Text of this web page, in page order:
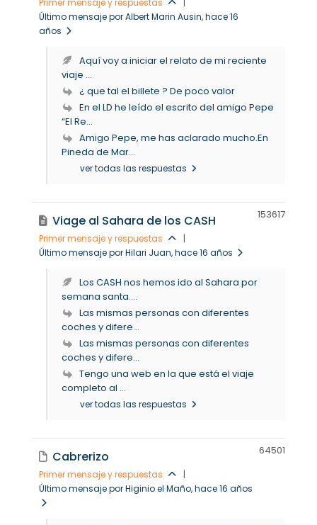
Primer mensaje y respuestas
Último mensaje por Albert Marin Ausin, hace 16
años
Aquí voy a iniciar el relato de mi reciente
viaje ...
¿ que tal el billete ? De poco valor
En el LD he leído el escrito del amigo Pepe
“El Re...
Amigo Pepe, me has aclarado mucho.En
Pineda de Mar...
ver todas las respuestas
Viage al Sahara de los CASH
Primer mensaje y respuestas
|
Último mensaje por Hilari Juan, hace 16 años
153617
Los CASH nos hemos ido al Sahara por
semana santa....
Las mismas personas con diferentes
coches y difere...
Las mismas personas con diferentes
coches y difere...
Tengo una web en la que está el viaje
completo al ...
ver todas las respuestas
Cabrerizo
Primer mensaje y respuestas
|
Último mensaje por Higinio el Maño, hace 16 años
64501